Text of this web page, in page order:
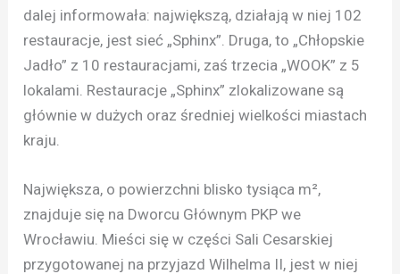
dalej informowała: największą, działają w niej 102
restauracje, jest sieć „Sphinx”. Druga, to „Chłopskie
Jadło” z 10 restauracjami, zaś trzecia „WOOK” z 5
lokalami. Restauracje „Sphinx” zlokalizowane są
głównie w dużych oraz średniej wielkości miastach
kraju.
Największa, o powierzchni blisko tysiąca m²,
znajduje się na Dworcu Głównym PKP we
Wrocławiu. Mieści się w części Sali Cesarskiej
przygotowanej na przyjazd Wilhelma II, jest w niej